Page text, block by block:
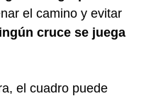
el camino y evitar
cruce se juega
el cuadro puede